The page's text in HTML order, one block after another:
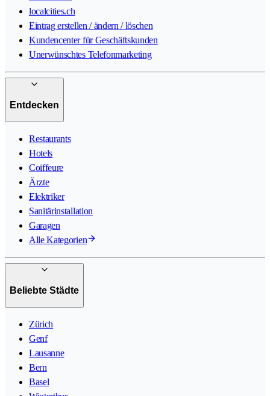
localcities.ch
Eintrag erstellen / ändern / löschen
Kundencenter für Geschäftskunden
Unerwünschtes Telefonmarketing
Entdecken
Restaurants
Hotels
Coiffeure
Ärzte
Elektriker
Sanitärinstallation
Garagen
Alle Kategorien
Beliebte Städte
Zürich
Genf
Lausanne
Bern
Basel